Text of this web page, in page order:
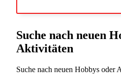
Suche nach neuen
Aktivitäten
Suche nach neuen Hobbys oder